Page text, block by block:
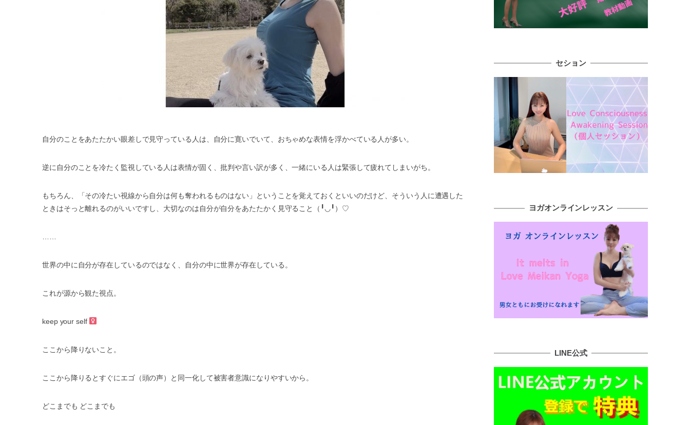
自分のことをあたたかい眼差しで見守っている人は、自分に寛いでいて、おちゃめな表情を浮かべている人が多い。
逆に自分のことを冷たく監視している人は表情が固く、批判や言い訳が多く、一緒にいる人は緊張して疲れてしまいがち。
もちろん、「その冷たい視線から自分は何も奪われるものはない」ということを覚えておくといいのだけど、そういう人に遭遇した
ときはそっと離れるのがいいですし、大切なのは自分が自分をあたたかく見守ること（ ╹◡╹ ） ♡
世界の中に自分が存在しているのではなく、自分の中に世界が存在している。
これが源から観た視点。
keep your self
ここから降りないこと。
ここから降りるとすぐにエゴ（頭の声）と同一化して被害者意識になりやすいから。
どこまでも どこまでも
セション
ヨガオンラインレッスン
LINE公式